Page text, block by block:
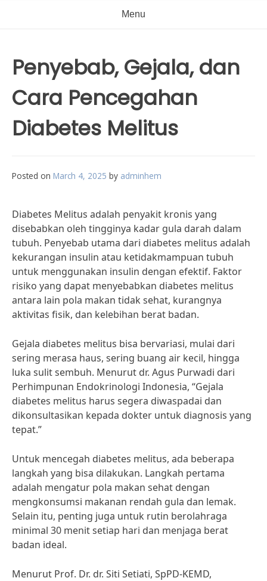
Menu
Penyebab, Gejala, dan
Cara Pencegahan
Diabetes Melitus
Posted on March 4, 2025 by adminhem
Diabetes Melitus adalah penyakit kronis yang
disebabkan oleh tingginya kadar gula darah dalam
tubuh. Penyebab utama dari diabetes melitus adalah
kekurangan insulin atau ketidakmampuan tubuh
untuk menggunakan insulin dengan efektif. Faktor
risiko yang dapat menyebabkan diabetes melitus
antara lain pola makan tidak sehat, kurangnya
aktivitas fisik, dan kelebihan berat badan.
Gejala diabetes melitus bisa bervariasi, mulai dari
sering merasa haus, sering buang air kecil, hingga
luka sulit sembuh. Menurut dr. Agus Purwadi dari
Perhimpunan Endokrinologi Indonesia, “Gejala
diabetes melitus harus segera diwaspadai dan
dikonsultasikan kepada dokter untuk diagnosis yang
tepat.”
Untuk mencegah diabetes melitus, ada beberapa
langkah yang bisa dilakukan. Langkah pertama
adalah mengatur pola makan sehat dengan
mengkonsumsi makanan rendah gula dan lemak.
Selain itu, penting juga untuk rutin berolahraga
minimal 30 menit setiap hari dan menjaga berat
badan ideal.
Menurut Prof. Dr. dr. Siti Setiati, SpPD-KEMD,